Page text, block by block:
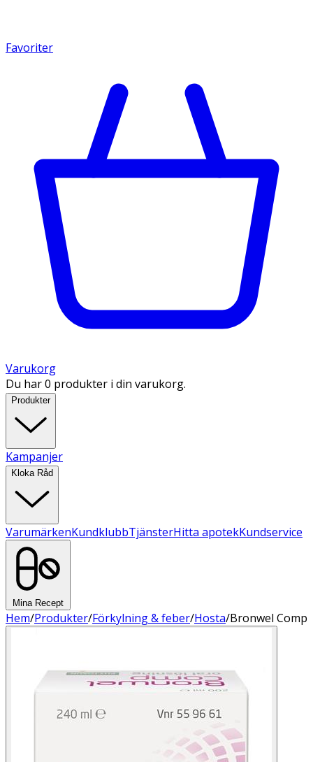
Favoriter
Varukorg
Du har 0 produkter i din varukorg.
Produkter
Kampanjer
Kloka Råd
VarumärkenKundklubbTjänsterHitta apotekKundservice
Mina Recept
Hem/Produkter/Förkylning & feber/Hosta/Bronwel Comp